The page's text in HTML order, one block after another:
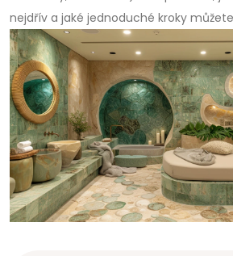
nejdřív a jaké jednoduché kroky